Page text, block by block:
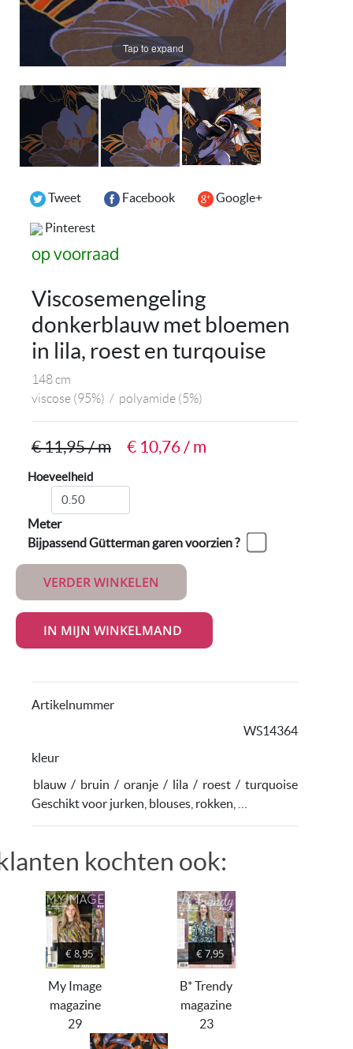
Tap to expand
Tweet Facebook Google+
Pinterest
op voorraad
Viscosemengeling
donkerblauw met bloemen
in lila, roest en turqouise
148 cm
viscose (95%) / polyamide (5%)
€ 11,95 / m € 10,76 / m
Hoeveelheid
Meter
Bijpassend Gütterman garen voorzien ?
VERDER WINKELEN
Artikelnummer
WS14364
kleur
blauw / bruin / oranje / lila / roest / turquoise
Geschikt voor jurken, blouses, rokken, …
kochten ook:
€ 8,95
My Image
magazine
29
€ 7,95
B* Trendy
magazine
23